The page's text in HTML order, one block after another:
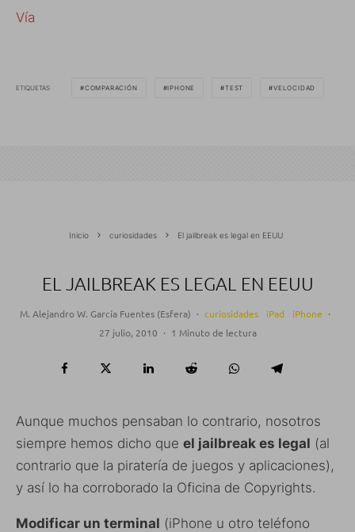
Vía
ETIQUETAS COMPARACIÓN IPHONE TEST VELOCIDAD
Inicio curiosidades El jailbreak es legal en EEUU
EL JAILBREAK ES LEGAL EN EEUU
M. Alejandro W. García Fuentes (Esfera) · curiosidades iPad iPhone ·
27 julio, 2010 · 1 Minuto de lectura
Aunque muchos pensaban lo contrario, nosotros
siempre hemos dicho que el jailbreak es legal (al
contrario que la piratería de juegos y aplicaciones),
y así lo ha corroborado la Oficina de Copyrights.
Modificar un terminal (iPhone u otro teléfono